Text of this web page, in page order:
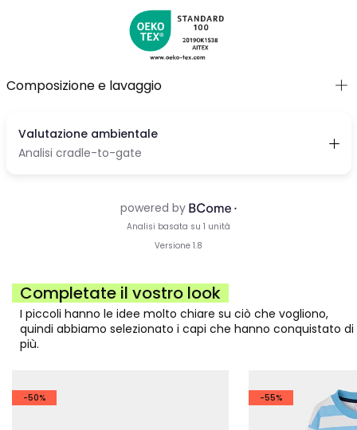
cotone, assicura freschezza e morbidezza a contatto con la
Composizione e lavaggio
Completate il vostro look
I piccoli hanno le idee molto chiare su ciò che vogliono,
quindi abbiamo selezionato i capi che hanno conquistato di
più.
-50% -55%